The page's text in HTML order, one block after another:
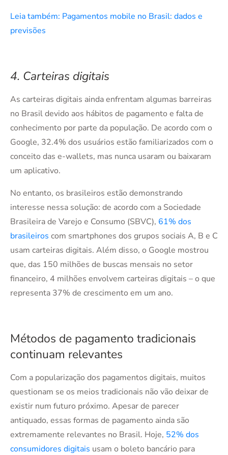
Leia também: Pagamentos mobile no Brasil: dados e
previsões
4. Carteiras digitais
As carteiras digitais ainda enfrentam algumas barreiras
no Brasil devido aos hábitos de pagamento e falta de
conhecimento por parte da população. De acordo com o
Google, 32.4% dos usuários estão familiarizados com o
conceito das e-wallets, mas nunca usaram ou baixaram
um aplicativo.
No entanto, os brasileiros estão demonstrando
interesse nessa solução: de acordo com a Sociedade
Brasileira de Varejo e Consumo (SBVC), 61% dos
brasileiros com smartphones dos grupos sociais A, B e C
usam carteiras digitais. Além disso, o Google mostrou
que, das 150 milhões de buscas mensais no setor
financeiro, 4 milhões envolvem carteiras digitais – o que
representa 37% de crescimento em um ano.
Métodos de pagamento tradicionais
continuam relevantes
Com a popularização dos pagamentos digitais, muitos
questionam se os meios tradicionais não vão deixar de
existir num futuro próximo. Apesar de parecer
antiquado, essas formas de pagamento ainda são
extremamente relevantes no Brasil. Hoje, 52% dos
consumidores digitais usam o boleto bancário para